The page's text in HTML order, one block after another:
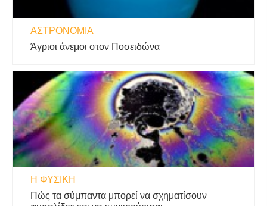
ΑΣΤΡΟΝΟΜΊΑ
Άγριοι άνεμοι στον Ποσειδώνα
Η ΦΥΣΙΚΗ
Πώς τα σύμπαντα μπορεί να σχηματίσουν